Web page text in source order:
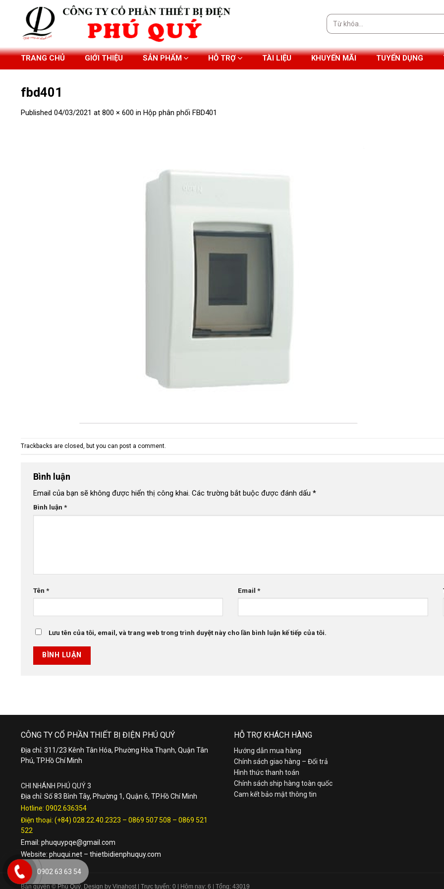
Tìm
kiếm:
TRANG CHỦ GIỚI THIỆU SẢN PHẨM HỖ TRỢ TÀI LIỆU KHUYẾN MÃI TUYỂN DỤNG
fbd401
Published 04/03/2021 at 800 × 600 in Hộp phân phối FBD401
Trackbacks are closed, but you can post a comment
Bình luận
Email của bạn sẽ không được hiển thị công khai. Các trường bắt buộc được đánh dấu *
Bình luận *
Tên * Email*
Lưu tên của tôi, email, và trang web trong trình duyệt này cho lần bình luận kế tiếp của tôi.
CÔNG TY CỔ PHẦN THIẾT BỊ ĐIỆN PHÚ QUÝ
Địa chỉ: 311/23 Kênh Tân Hóa, Phường Hòa Thạnh, Quận Tân
Phú, TP.Hồ Chí Minh
CHI NHÁNH PHÚ QUÝ 3
Địa chỉ: Số 83 Bình Tây, Phường 1, Quận 6, TP.Hồ Chí Minh
Hotline: 0902.636354
Điện thoại: (+84) 028.22.40.2323 – 0869 507 508 – 0869 521
522
Email: phuquypqe@gmail.com
Website: phuqui.net – thietbidienphuquy.com
HỖ TRỢ KHÁCH HÀNG
Hướng dẫn mua hàng
Chính sách giao hàng – Đổi trả
Hình thức thanh toán
Chính sách ship hàng toàn quốc
Cam kết bảo mật thông tin
Bản quyền © Phú Quý. Design by Vinahost | Trực tuyến: 0 | Hôm nay: 6 | Tổng: 43019
0902 63 63 54